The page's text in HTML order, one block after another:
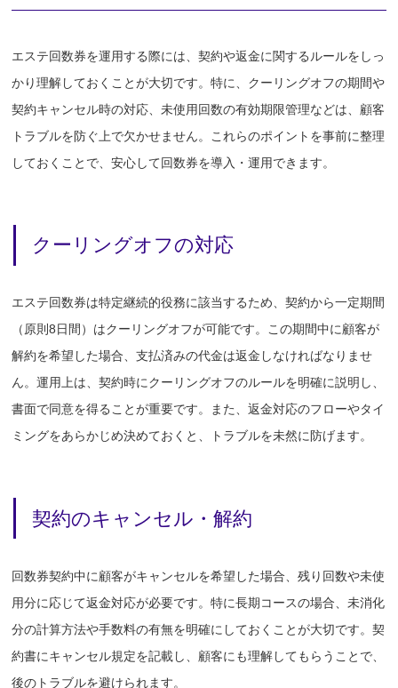
エステ回数券を運用する際には、契約や返金に関するルールをしっ
かり理解しておくことが大切です。特に、クーリングオフの期間や
契約キャンセル時の対応、未使用回数の有効期限管理などは、顧客
トラブルを防ぐ上で欠かせません。これらのポイントを事前に整理
しておくことで、安心して回数券を導入・運用できます。
クーリングオフの対応
エステ回数券は特定継続的役務に該当するため、契約から一定期間
（原則8日間）はクーリングオフが可能です。この期間中に顧客が
解約を希望した場合、支払済みの代金は返金しなければなりませ
ん。運用上は、契約時にクーリングオフのルールを明確に説明し、
書面で同意を得ることが重要です。また、返金対応のフローやタイ
ミングをあらかじめ決めておくと、トラブルを未然に防げます。
契約のキャンセル・解約
回数券契約中に顧客がキャンセルを希望した場合、残り回数や未使
用分に応じて返金対応が必要です。特に長期コースの場合、未消化
分の計算方法や手数料の有無を明確にしておくことが大切です。契
約書にキャンセル規定を記載し、顧客にも理解してもらうことで、
後のトラブルを避けられます。